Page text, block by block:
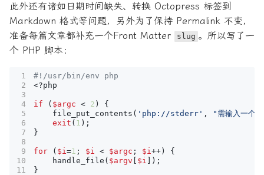
此外还有诸如日期时间缺失、转换 Octopress 标签到
Markdown 格式等问题，另外为了保持 Permalink 不变，
准备每篇文章都补充一个Front Matter
slug 。所以写了一
个 PHP 脚本：
<?php
if ( $argc < 2 )
{
file_put_contents ( 'php://stderr' ,
"需输入一个
exit ( 1 );
}
for ( $i =1 ; $i < $argc ; $i ++ )
{
handle_file ( $argv $i
]);
}